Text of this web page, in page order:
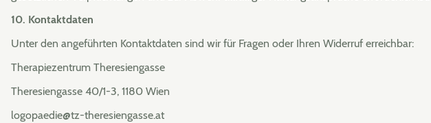
10. Kontaktdaten
Unter den angeführten Kontaktdaten sind wir für Fragen oder Ihren Widerruf erreichbar:
Therapiezentrum Theresiengasse
Theresiengasse 40/1-3, 1180 Wien
logopaedie@tz-theresiengasse.at